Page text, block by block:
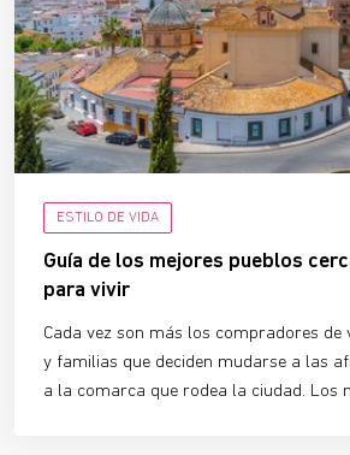
ESTILO DE VIDA
Guía de los mejores pueblos
para vivir
Cada vez son más los compradores de
y familias que deciden mudarse a las
a la comarca que rodea la ciudad. Los